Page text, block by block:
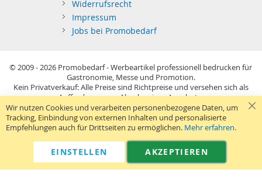
Widerrufsrecht
Impressum
Jobs bei Promobedarf
© 2009 - 2026 Promobedarf - Werbeartikel professionell bedrucken für
Gastronomie, Messe und Promotion.
Kein Privatverkauf: Alle Preise sind Richtpreise und versehen sich als
Aufforderung zur Abgabe eines Angebots.
Sie richten sich nur an gewerblichen Bedarf (§14 BGB) im Sinne der
Preisangabenverordnung und verstehen sich netto zzgl. MwSt. USB-
Sticks: Tagespreise ggf. zzgl. Druckkosten und GEMA.
Telefon:040 38 63 12 40 Kontaktformular
Wir nutzen Cookies und verarbeiten personenbezogene Daten, um
Tracking, Einbindung von externen Inhalten und personalisierte
Empfehlungen auch für Drittseiten zu ermöglichen. Mehr erfahren.
AKZEPTIEREN
EINSTELLEN